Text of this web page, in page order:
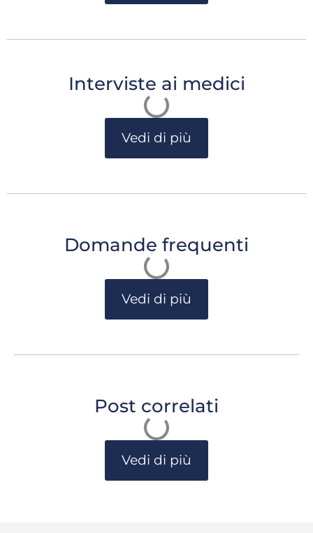
Interviste ai medici
Vedi di più
Domande frequenti
Vedi di più
Post correlati
Vedi di più